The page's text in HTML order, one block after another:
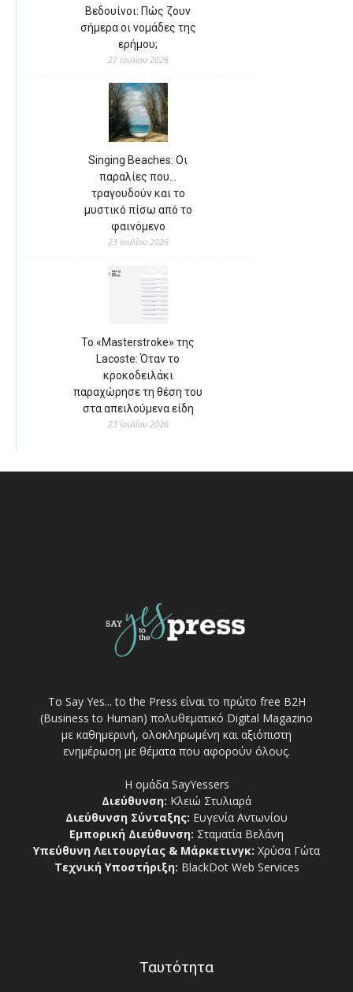
Βεδουίνοι: Πώς ζουν
σήμερα οι νομάδες της
ερήμου;
27 Ιουλίου 2026
Singing Beaches: Οι
παραλίες που…
τραγουδούν και το
μυστικό πίσω από το
φαινόμενο
23 Ιουλίου 2026
Το «Masterstroke» της
Lacoste: Όταν το
κροκοδειλάκι
παραχώρησε τη θέση του
στα απειλούμενα είδη
23 Ιουλίου 2026
Το Say Yes... to the Press είναι το πρώτο free Β2Η
(Business to Human) πολυθεματικό Digital Magazino
με καθημερινή, ολοκληρωμένη και αξιόπιστη
ενημέρωση με θέματα που αφορούν όλους.
Η ομάδα SayYessers
Διεύθυνση: Κλειώ Στυλιαρά
Διεύθυνση Σύνταξης: Ευγενία Αντωνίου
Εμπορική Διεύθυνση: Σταματία Βελάνη
Υπεύθυνη Λειτουργίας & Μάρκετινγκ: Χρύσα Γώτα
Τεχνική Υποστήριξη: BlackDot Web Services
Ταυτότητα